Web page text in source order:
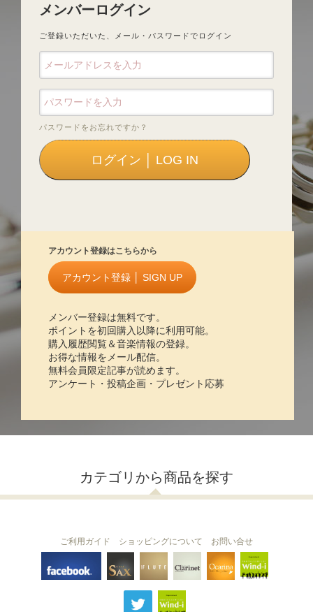
メンバーログイン
ご登録いただいた、メール・パスワードでログイン
パスワードをお忘れですか？
アカウント登録はこちらから
アカウント登録 │ SIGN UP
メンバー登録は無料です。
ポイントを初回購入以降に利用可能。
購入履歴閲覧＆音楽情報の登録。
お得な情報をメール配信。
無料会員限定記事が読めます。
アンケート・投稿企画・プレゼント応募
カテゴリから商品を探す
THE SAX The Clarinet
ご利用ガイド ショッピングについて お問い合せ